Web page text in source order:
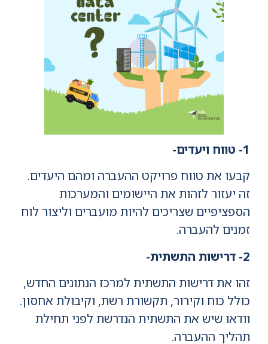
1- טווח ויעדים-
קבעו את טווח פרויקט ההעברה ומהם היעדים.
זה יעזור לזהות את היישומים והמערכות
הספציפיים שצריכים להיות מועברים וליצור לוח
זמנים להעברה.
2- דרישות התשתית-
זהו את דרישות התשתית למרכז הנתונים החדש,
כולל כוח וקירור, תקשורת רשת, וקיבולת אחסון.
וודאו שיש את התשתית הנדרשת לפני תחילת
תהליך ההעברה.